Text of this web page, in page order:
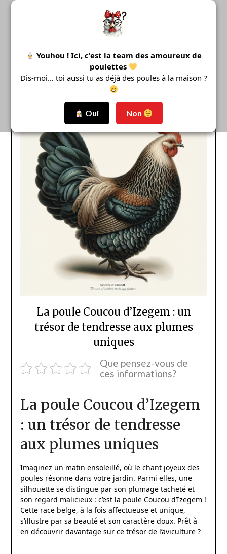
Youhou ! Ici, c'est la team des amoureux de
poulettes
Dis-moi… toi aussi tu as déjà des poules à la maison ?
Oui Non
Skip
La poule Coucou d’Izegem : un
trésor de tendresse aux plumes
uniques
Que pensez-vous de
ces informations?
La poule Coucou d’Izegem
: un trésor de tendresse
aux plumes uniques
Imaginez un matin ensoleillé, où le chant joyeux des
poules résonne dans votre jardin. Parmi elles, une
silhouette se distingue par son plumage tacheté et
son regard malicieux : c’est la poule Coucou d’Izegem !
Cette race belge, à la fois affectueuse et unique,
s’illustre par sa beauté et son caractère doux. Prêt à
en découvrir davantage sur ce trésor de l’aviculture ?